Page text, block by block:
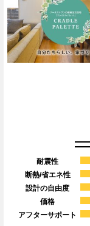
耐震性
断熱/省エネ性
設計の自由度
価格
アフターサポート